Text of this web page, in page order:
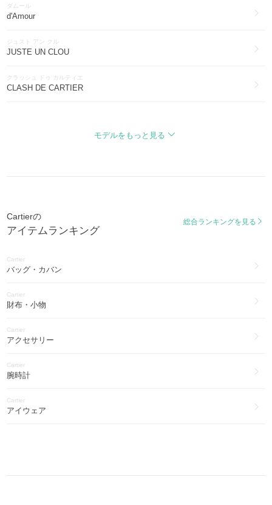
ダムール
d'Amour
ジュスト アン クル
JUSTE UN CLOU
クラッシュ ドゥ カルティエ
CLASH DE CARTIER
モデルをもっと見る
Cartierの
アイテムランキング
総合ランキングを見る
Cartier
バッグ・カバン
Cartier
財布・小物
Cartier
アクセサリー
Cartier
腕時計
Cartier
アイウェア